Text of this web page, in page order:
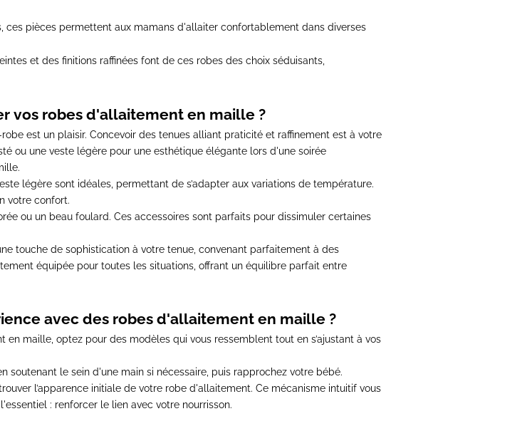
ces pièces permettent aux mamans d'allaiter confortablement dans diverses
et des finitions raffinées font de ces robes des choix séduisants,
vos robes d'allaitement en maille ?
est un plaisir. Concevoir des tenues alliant praticité et raffinement est à votre
ou une veste légère pour une esthétique élégante lors d'une soirée
légère sont idéales , permettant de s’adapter aux variations de température.
votre confort.
ou un beau foulard. Ces accessoires sont parfaits pour dissimuler certaines
touche de sophistication à votre tenue , convenant parfaitement à des
équipée pour toutes les situations, offrant un équilibre parfait entre
avec des robes d'allaitement en maille ?
en maille, optez pour des modèles qui vous ressemblent tout en s’ajustant à vos
soutenant le sein d'une main si nécessaire, puis rapprochez votre bébé.
l’apparence initiale de votre robe d'allaitement. Ce mécanisme intuitif vous
: renforcer le lien avec votre nourrisson.